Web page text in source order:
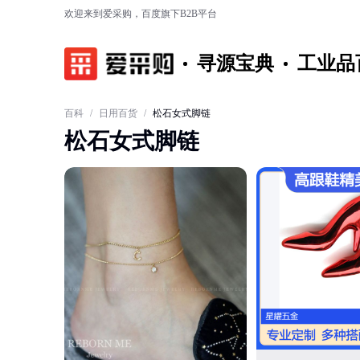
欢迎来到爱采购，百度旗下B2B平台
寻源宝典 工业品
百科 / 日用百货 / 松石女式脚链
松石女式脚链